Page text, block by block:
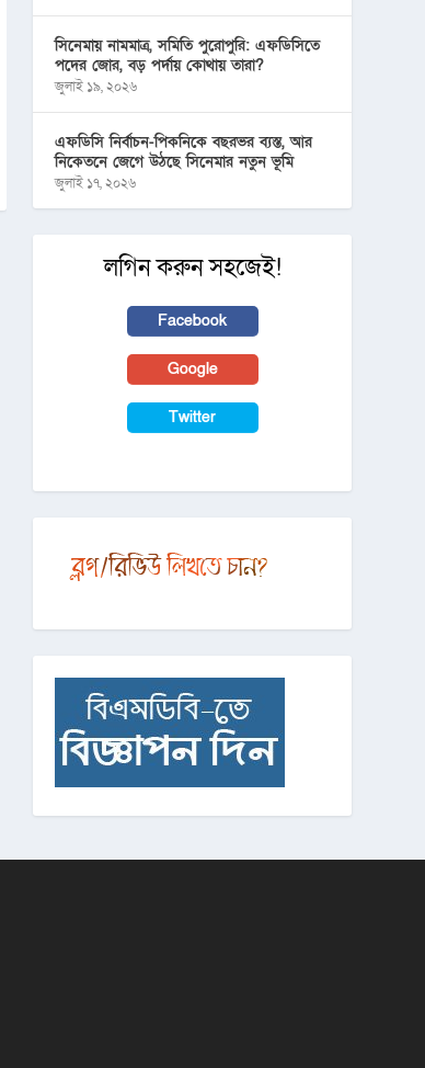
সিনেমায় নামমাত্র, সমিতি পুরোপুরি: এফডিসিতে
পদের জোর, বড় পর্দায় কোথায় তারা?
জুলাই ১৯, ২০২৬
এফডিসি নির্বাচন-পিকনিকে বছরভর ব্যস্ত, আর
নিকেতনে জেগে উঠছে সিনেমার নতুন ভূমি
জুলাই ১৭, ২০২৬
লগিন করুন সহজেই!
Facebook
Google
Twitter